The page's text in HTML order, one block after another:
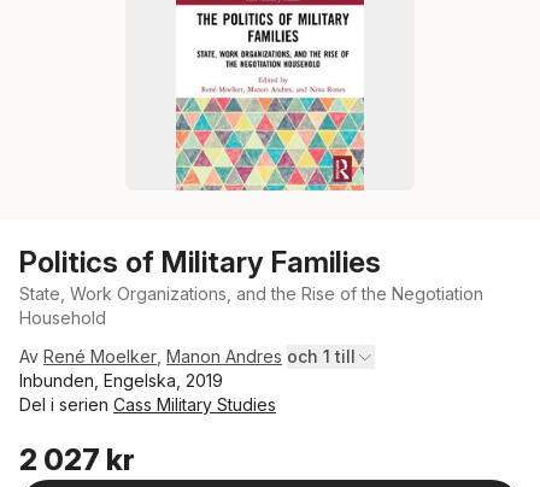
Politics of Military Families
State, Work Organizations, and the Rise of the Negotiation
Household
Av René Moelker Manon Andres och 1 till
Inbunden, Engelska, 2019
Del i serien Cass Military Studies
2 027 kr